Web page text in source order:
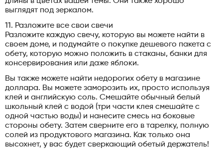
выглядят под зеркалом.
11. Разложите все свои свечи
Разложите каждую свечу, которую вы можете найти в
своем доме, и подумайте о покупке дешевого пакета с
обету, которую можно положить в стаканы, банки для
консервирования или даже яблоки.
Вы также можете найти недорогих обету в магазине
доллара. Вы можете заморозить их, просто используя
клей и английскую соль. Смешайте обычный белый
школьный клей с водой (три части клея смешайте с
одной частью воды) и нанесите смесь на боковые
стороны обету. Затем сверните его в тарелку, полную
солей из продуктового магазина. Как только она
высохнет, у вас будет сверкающий обетый держатель!